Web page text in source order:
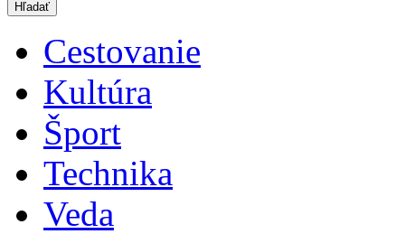
Cestovanie
Kultúra
Šport
Technika
Veda